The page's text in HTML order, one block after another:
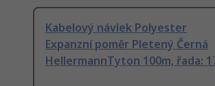
Kabelový návlek Polyester
Expanzní poměr Pletený Černá
HellermannTyton 100m, řada: